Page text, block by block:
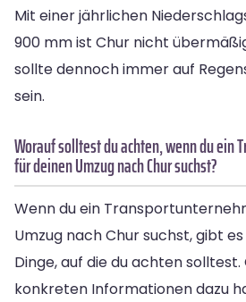
Mit einer jährlichen
900 mm ist Chur nicht
sollte dennoch immer auf
sein.
Worauf solltest du achten, wenn du ein
für deinen Umzug nach Chur suchst?
Wenn du ein
Umzug nach Chur suchst, gibt
Dinge, auf die du achten
konkreten Informationen dazu